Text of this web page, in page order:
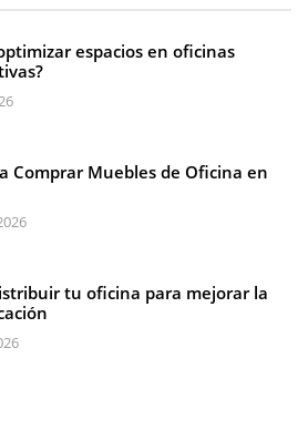
espacios en oficinas
Comprar Muebles de Oficina en
tu oficina para mejorar la